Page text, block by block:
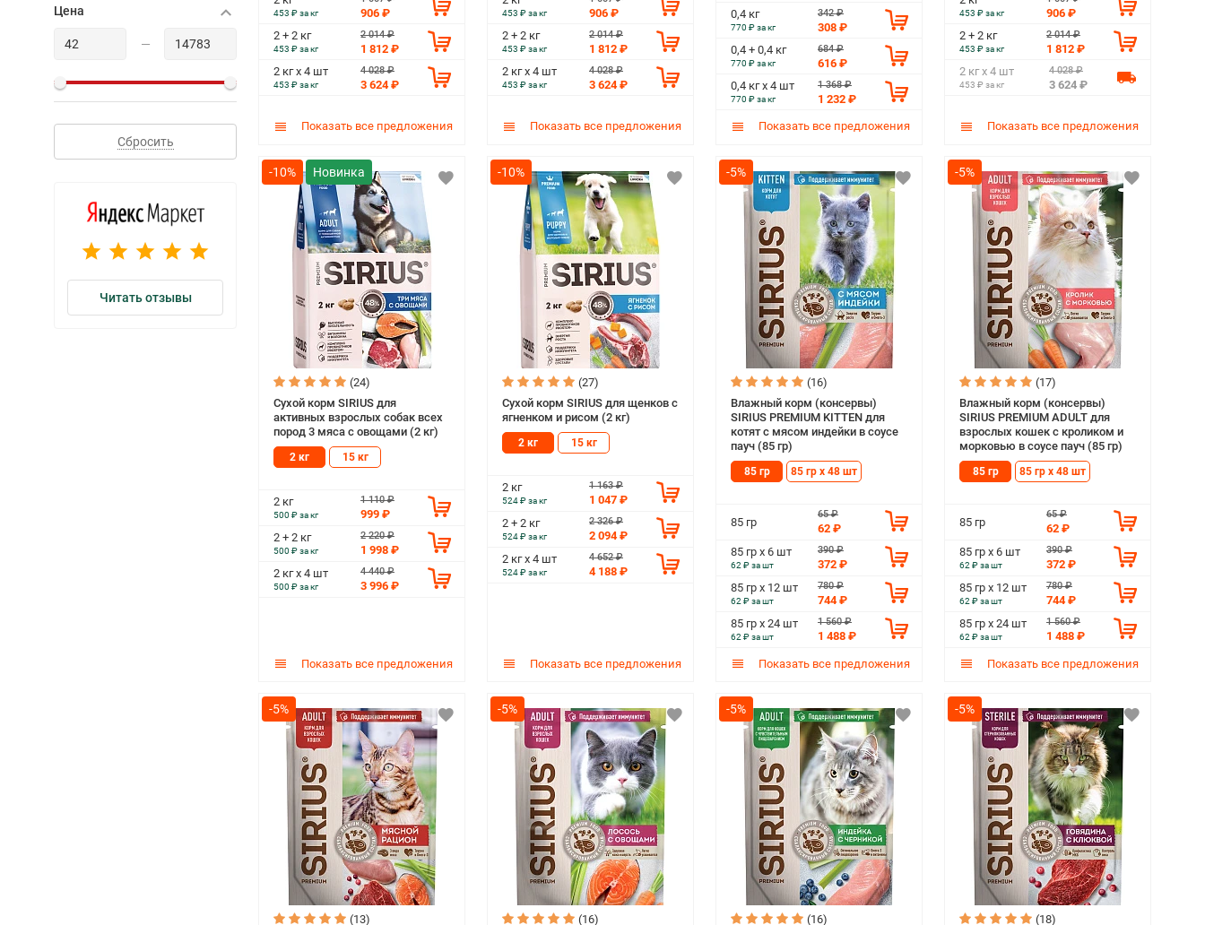
Цена
—
Сбросить
Читать отзывы
453 ₽ за кг
906 ₽
2 + 2 кг
453 ₽ за кг
2 014 ₽
1 812 ₽
2 кг х 4 шт
453 ₽ за кг
4 028 ₽
3 624 ₽
Показать все предложения
453 ₽ за кг
906 ₽
2 + 2 кг
453 ₽ за кг
2 014 ₽
1 812 ₽
2 кг х 4 шт
453 ₽ за кг
4 028 ₽
3 624 ₽
Показать все предложения
0,4 кг
770 ₽ за кг
342 ₽
308 ₽
0,4 + 0,4 кг
770 ₽ за кг
684 ₽
616 ₽
0,4 кг х 4 шт
770 ₽ за кг
1 368 ₽
1 232 ₽
Показать все предложения
453 ₽ за кг
906 ₽
2 + 2 кг
453 ₽ за кг
2 014 ₽
1 812 ₽
2 кг х 4 шт
453 ₽ за кг
4 028 ₽
3 624 ₽
Показать все предложения
-10%
(24)
Сухой корм SIRIUS для
активных взрослых собак всех
пород 3 мяса с овощами (2 кг)
2 кг 15 кг
2 кг
500 ₽ за кг
1 110 ₽
999 ₽
2 + 2 кг
500 ₽ за кг
2 220 ₽
1 998 ₽
2 кг х 4 шт
500 ₽ за кг
4 440 ₽
3 996 ₽
Показать все предложения
-10%
(27)
Сухой корм SIRIUS для щенков c
ягненком и рисом (2 кг)
2 кг 15 кг
2 кг
524 ₽ за кг
1 163 ₽
1 047 ₽
2 + 2 кг
524 ₽ за кг
2 326 ₽
2 094 ₽
2 кг х 4 шт
524 ₽ за кг
4 652 ₽
4 188 ₽
Показать все предложения
-5%
(16)
Влажный корм (консервы)
SIRIUS PREMIUM KITTEN для
котят с мясом индейки в соусе
пауч (85 гр)
85 гр 85 гр х 48 шт
85 гр
65 ₽
62 ₽
85 гр х 6 шт
62 ₽ за шт
390 ₽
372 ₽
85 гр х 12 шт
62 ₽ за шт
780 ₽
744 ₽
85 гр х 24 шт
62 ₽ за шт
1 560 ₽
1 488 ₽
Показать все предложения
-5%
(17)
Влажный корм (консервы)
SIRIUS PREMIUM ADULT для
взрослых кошек с кроликом и
морковью в соусе пауч (85 гр)
85 гр 85 гр х 48 шт
85 гр
65 ₽
62 ₽
85 гр х 6 шт
62 ₽ за шт
390 ₽
372 ₽
85 гр х 12 шт
62 ₽ за шт
780 ₽
744 ₽
85 гр х 24 шт
62 ₽ за шт
1 560 ₽
1 488 ₽
Показать все предложения
-5%
(13)
-5%
(16)
-5%
(16)
-5%
(18)